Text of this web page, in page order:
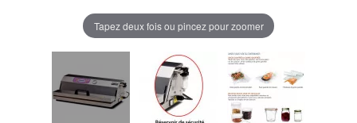
Tapez deux fois ou pincez pour zoomer